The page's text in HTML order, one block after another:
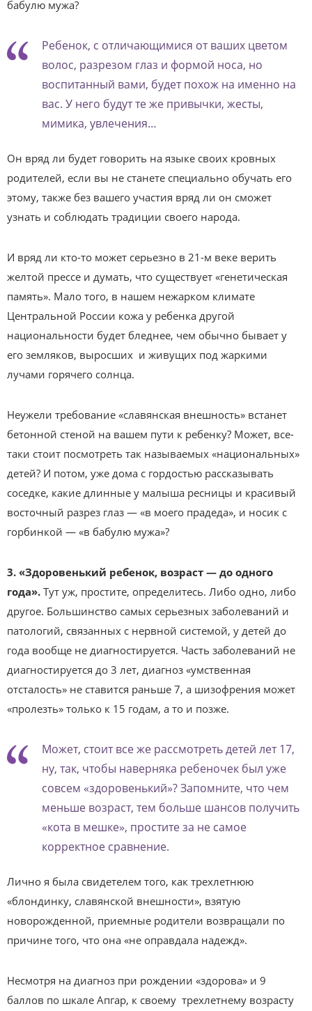
бабулю мужа?
Ребенок, с отличающимися от ваших цветом
волос, разрезом глаз и формой носа, но
воспитанный вами, будет похож на именно на
вас. У него будут те же привычки, жесты,
мимика, увлечения…
Он вряд ли будет говорить на языке своих кровных
родителей, если вы не станете специально обучать его
этому, также без вашего участия вряд ли он сможет
узнать и соблюдать традиции своего народа.
И вряд ли кто-то может серьезно в 21-м веке верить
желтой прессе и думать, что существует «генетическая
память». Мало того, в нашем нежарком климате
Центральной России кожа у ребенка другой
национальности будет бледнее, чем обычно бывает у
его земляков, выросших и живущих под жаркими
лучами горячего солнца.
Неужели требование «славянская внешность» встанет
бетонной стеной на вашем пути к ребенку? Может, все-
таки стоит посмотреть так называемых «национальных»
детей? И потом, уже дома с гордостью рассказывать
соседке, какие длинные у малыша ресницы и красивый
восточный разрез глаз — «в моего прадеда», и носик с
горбинкой — «в бабулю мужа»?
3. «Здоровенький ребенок, возраст — до одного
года». Тут уж, простите, определитесь. Либо одно, либо
другое. Большинство самых серьезных заболеваний и
патологий, связанных с нервной системой, у детей до
года вообще не диагностируется. Часть заболеваний не
диагностируется до 3 лет, диагноз «умственная
отсталость» не ставится раньше 7, а шизофрения может
«пролезть» только к 15 годам, а то и позже.
Может, стоит все же рассмотреть детей лет 17,
ну, так, чтобы наверняка ребеночек был уже
совсем «здоровенький»? Запомните, что чем
меньше возраст, тем больше шансов получить
«кота в мешке», простите за не самое
корректное сравнение.
Лично я была свидетелем того, как трехлетнюю
«блондинку, славянской внешности», взятую
новорожденной, приемные родители возвращали по
причине того, что она «не оправдала надежд».
Несмотря на диагноз при рождении «здорова» и 9
баллов по шкале Апгар, к своему трехлетнему возрасту